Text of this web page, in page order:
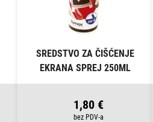
SREDSTVO ZA ČIŠĆENJE
EKRANA SPREJ 250ML
FORNAX
1,80 €